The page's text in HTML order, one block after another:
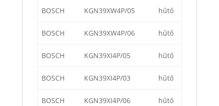
BOSCH KGN39XW4P/05 hűtő
BOSCH KGN39XW4P/06 hűtő
BOSCH KGN39XI4P/05 hűtő
BOSCH KGN39XI4P/03 hűtő
BOSCH KGN39XI4P/06 hűtő